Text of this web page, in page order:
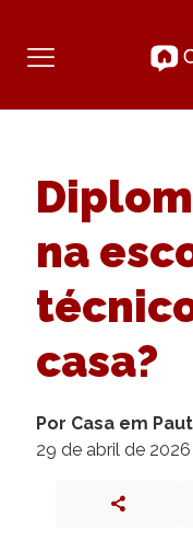
na
casa?
Por Casa em
29 de abril de 2026